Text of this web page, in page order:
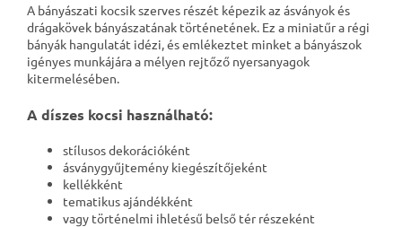
A bányászati ​​kocsik szerves részét képezik az ásványok és
drágakövek bányászatának történetének. Ez a miniatűr a régi
bányák hangulatát idézi, és emlékeztet minket a bányászok
igényes munkájára a mélyen rejtőző nyersanyagok
kitermelésében.
A díszes kocsi használható:
stílusos dekorációként
ásványgyűjtemény kiegészítőjeként
kellékként
tematikus ajándékként
vagy történelmi ihletésű belső tér részeként